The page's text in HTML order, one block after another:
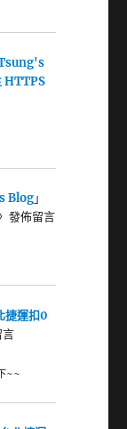
HTTPS
Blog」
發佈留言
捷運扣0
言
~~